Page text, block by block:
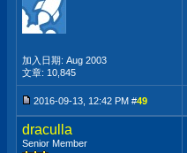
加入日期: Aug 2003
文章: 10,845
2016-09-13, 12:42 PM #49
draculla
Senior Member